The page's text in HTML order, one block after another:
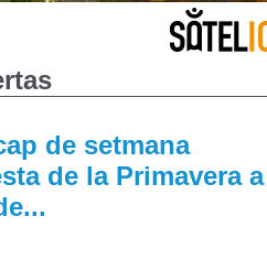
de setmana
de la Primavera a